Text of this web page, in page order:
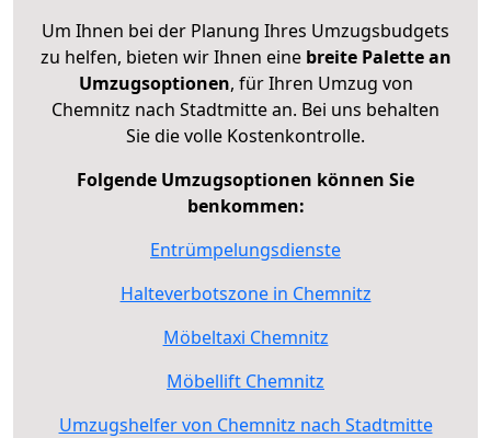
Um Ihnen bei der Planung Ihres Umzugsbudgets
zu helfen, bieten wir Ihnen eine breite Palette an
Umzugsoptionen, für Ihren Umzug von
Chemnitz nach Stadtmitte an. Bei uns behalten
Sie die volle Kostenkontrolle.
Folgende Umzugsoptionen können Sie
benkommen:
Entrümpelungsdienste
Halteverbotszone in Chemnitz
Möbeltaxi Chemnitz
Möbellift Chemnitz
Umzugshelfer von Chemnitz nach Stadtmitte